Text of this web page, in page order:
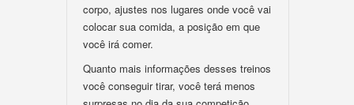
corpo, ajustes nos lugares onde você vai
colocar sua comida, a posição em que
você irá comer.
Quanto mais informações desses treinos
você conseguir tirar, você terá menos